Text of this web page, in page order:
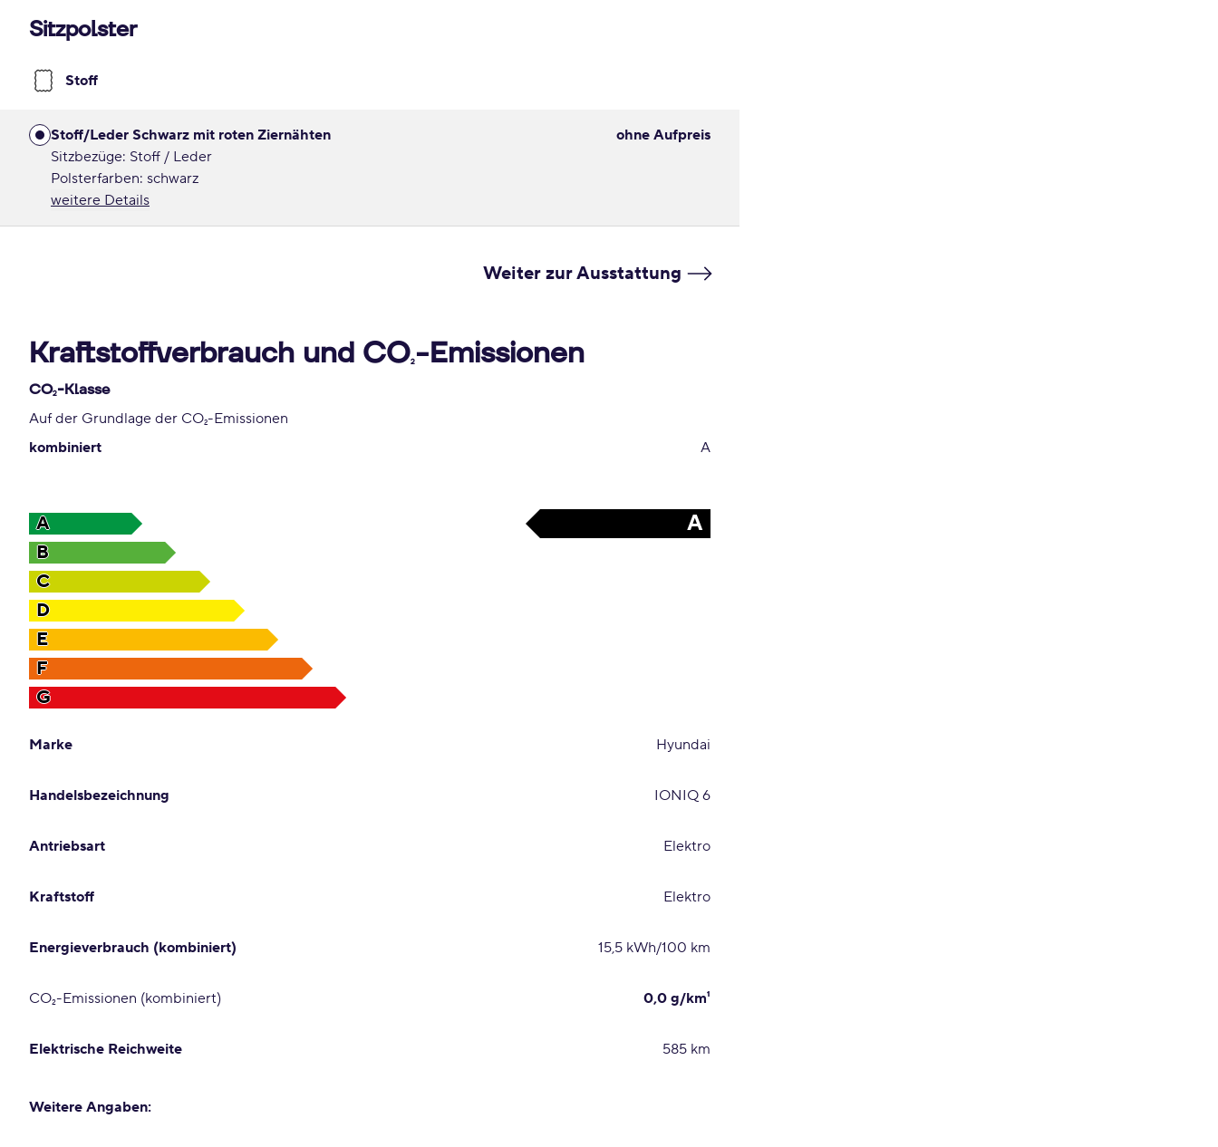
Sitzpolster
Stoff
Stoff/Leder Schwarz mit roten Ziernähten
Sitzbezüge: Stoff / Leder
Polsterfarben: schwarz
weitere Details
ohne Aufpreis
Weiter zur Ausstattung
Kraftstoffverbrauch und CO2-Emissionen
CO2-Klasse
Auf der Grundlage der CO2-Emissionen
kombiniert
A
A A
B
C
D
E
F
G
Marke Hyundai
Handelsbezeichnung IONIQ 6
Antriebsart Elektro
Kraftstoff Elektro
Energieverbrauch (kombiniert) 15,5 kWh/100 km
CO₂-Emissionen (kombiniert) 0,0 g/km¹
Elektrische Reichweite 585 km
Weitere Angaben: